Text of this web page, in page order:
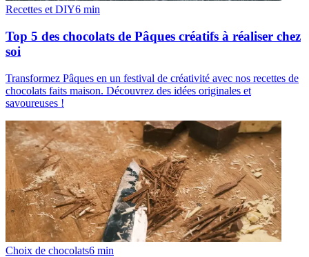
Recettes et DIY6 min
Top 5 des chocolats de Pâques créatifs à réaliser chez
soi
Transformez Pâques en un festival de créativité avec nos recettes de
chocolats faits maison. Découvrez des idées originales et
savoureuses !
Choix de chocolats6 min